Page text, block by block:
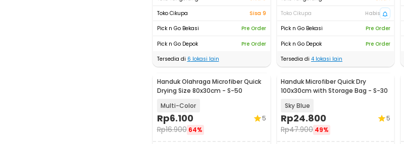
Toko Cikupa
Sisa 9
Pick n Go Bekasi
Pre Order
Pick n Go Depok
Pre Order
Tersedia di 6 lokasi lain
Toko Cikupa
Habis
Pick n Go Bekasi
Pre Order
Pick n Go Depok
Pre Order
Tersedia di 4 lokasi lain
Handuk Olahraga Microfiber Quick
Drying Size 80x30cm - S-50
Multi-Color
Rp6.100
Rp16.900 64%
5
Handuk Microfiber Quick Dry
100x30cm with Storage Bag - S-30
Sky Blue
Rp24.800
Rp47.900 49%
5